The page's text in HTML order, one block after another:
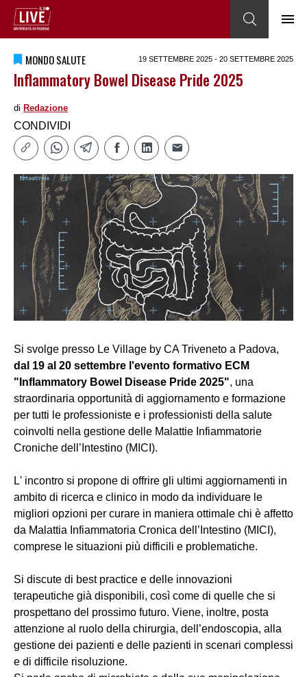
MONDO SALUTE 19 SETTEMBRE 2025 - 20 SETTEMBRE 2025
Inflammatory Bowel Disease Pride 2025
di Redazione
CONDIVIDI
Si svolge presso Le Village by CA Triveneto a Padova,
dal 19 al 20 settembre l'evento formativo ECM
"Inflammatory Bowel Disease Pride 2025", una
straordinaria opportunità di aggiornamento e formazione
per tutti le professioniste e i professionisti della salute
coinvolti nella gestione delle Malattie Infiammatorie
Croniche dell’Intestino (MICI).
L' incontro si propone di offrire gli ultimi aggiornamenti in
ambito di ricerca e clinico in modo da individuare le
migliori opzioni per curare in maniera ottimale chi è affetto
da Malattia Infiammatoria Cronica dell’Intestino (MICI),
comprese le situazioni più difficili e problematiche.
Si discute di best practice e delle innovazioni
terapeutiche già disponibili, così come di quelle che si
prospettano del prossimo futuro. Viene, inoltre, posta
attenzione al ruolo della chirurgia, dell’endoscopia, alla
gestione dei pazienti e delle pazienti in scenari complessi
e di difficile risoluzione.